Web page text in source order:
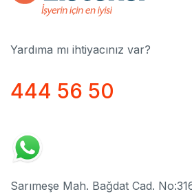
Yardıma mı ihtiyacınız var?
444 56 50
Sarımeşe Mah. Bağdat Cad.